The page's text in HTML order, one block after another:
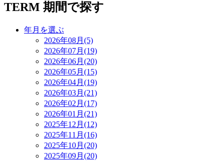
TERM 期間で探す
年月を選ぶ
2026年08月(5)
2026年07月(19)
2026年06月(20)
2026年05月(15)
2026年04月(19)
2026年03月(21)
2026年02月(17)
2026年01月(21)
2025年12月(12)
2025年11月(16)
2025年10月(20)
2025年09月(20)